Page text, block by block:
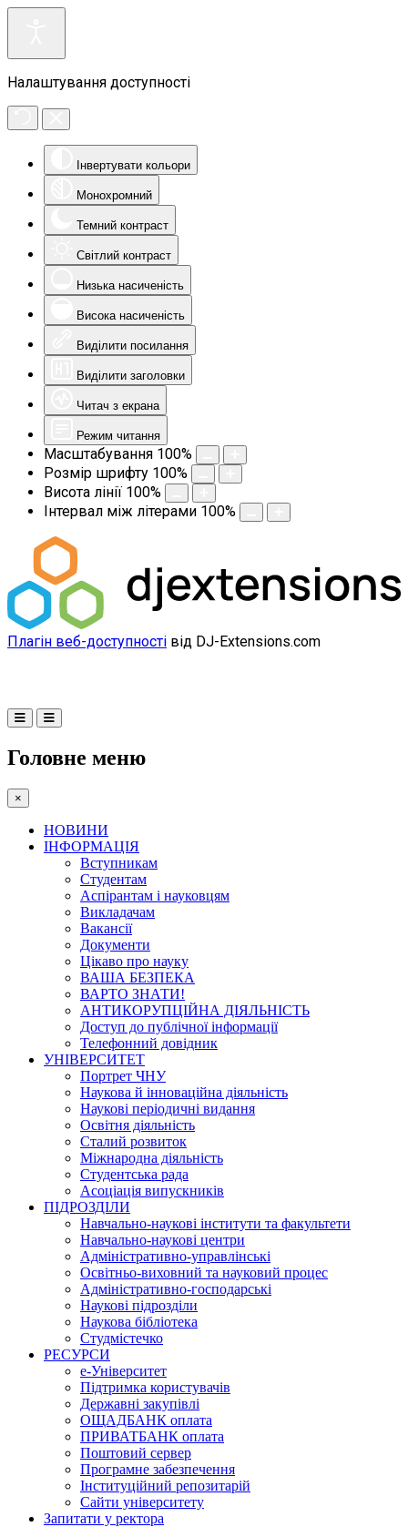
Налаштування доступності
Інвертувати кольори
Монохромний
Темний контраст
Світлий контраст
Низька насиченість
Висока насиченість
Виділити посилання
Виділити заголовки
Читач з екрана
Режим читання
Масштабування 100%
Розмір шрифту 100%
Висота лінії 100%
Інтервал між літерами 100%
Плагін веб-доступності від DJ-Extensions.com
Головне меню
×
НОВИНИ
ІНФОРМАЦІЯ
Вступникам
Студентам
Аспірантам і науковцям
Викладачам
Вакансії
Документи
Цікаво про науку
ВАША БЕЗПЕКА
ВАРТО ЗНАТИ!
АНТИКОРУПЦІЙНА ДІЯЛЬНІСТЬ
Доступ до публічної інформації
Телефонний довідник
УНІВЕРСИТЕТ
Портрет ЧНУ
Наукова й інноваційна діяльність
Наукові періодичні видання
Освітня діяльність
Сталий розвиток
Міжнародна діяльність
Студентська рада
Асоціація випускників
ПІДРОЗДІЛИ
Навчально-наукові інститути та факультети
Навчально-наукові центри
Адміністративно-управлінські
Освітньо-виховний та науковий процес
Адміністративно-господарські
Наукові підрозділи
Наукова бібліотека
Студмістечко
РЕСУРСИ
е-Університет
Підтримка користувачів
Державні закупівлі
ОЩАДБАНК оплата
ПРИВАТБАНК оплата
Поштовий сервер
Програмне забезпечення
Інституційний репозитарій
Сайти університету
Запитати у ректора